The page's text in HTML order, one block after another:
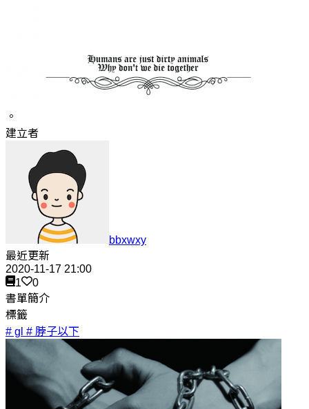
。
建立者
bbxwxy
最近更新
2020-11-17 21:00
1
0
書單簡介
標籤
# gl # 脖子以下